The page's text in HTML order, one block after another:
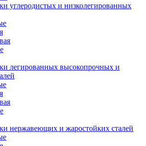
углеродистых и низколегированных
легированных высокопрочных и
нержавеющих и жаростойких сталей